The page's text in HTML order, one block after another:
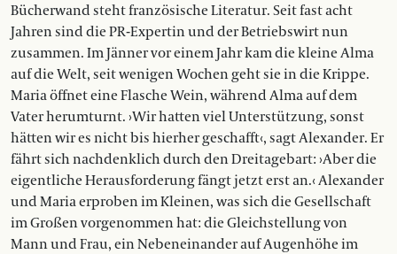
Bücherwand steht französische Literatur. Seit fast acht
Jahren sind die PR-Expertin und der Betriebswirt nun
zusammen. Im Jänner vor einem Jahr kam die kleine Alma
auf die Welt, seit wenigen Wochen geht sie in die Krippe.
Maria öffnet eine Flasche Wein, während Alma auf dem
Vater herumturnt. ›Wir hatten viel Unterstützung, sonst
hätten wir es nicht bis hierher geschafft‹, sagt Alexander. Er
fährt sich nachdenklich durch den Dreitagebart: ›Aber die
eigentliche Herausforderung fängt jetzt erst an.‹ Alexander
und Maria erproben im Kleinen, was sich die Gesellschaft
im Großen vorgenommen hat: die Gleichstellung von
Mann und Frau, ein Nebeneinander auf Augenhöhe im